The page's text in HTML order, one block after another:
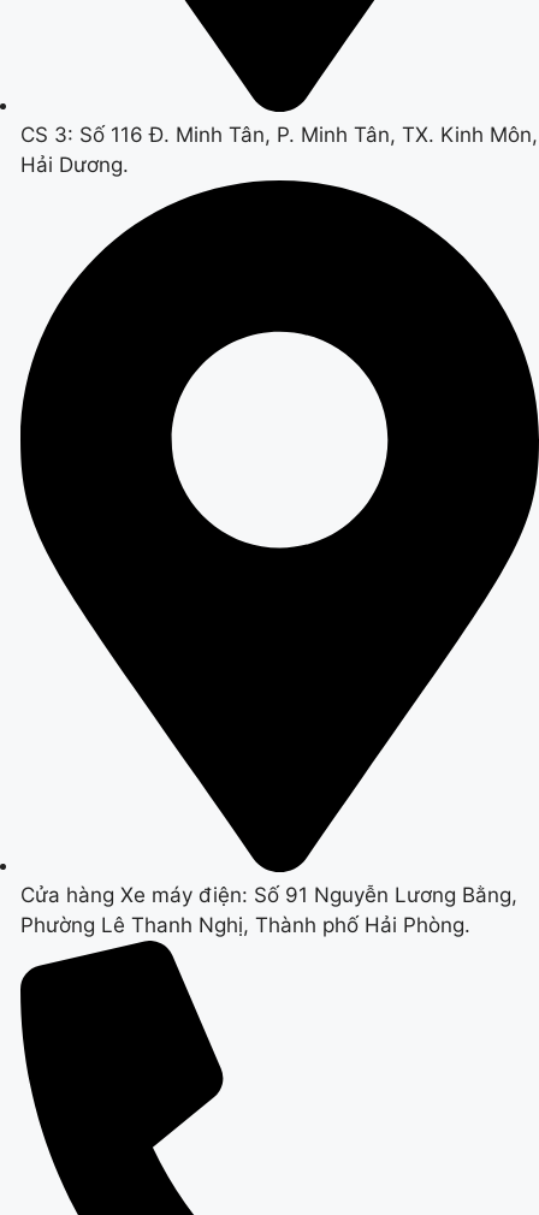
CS 3: Số 116 Đ. Minh Tân, P. Minh Tân, TX. Kinh Môn,
Hải Dương.
Cửa hàng Xe máy điện: Số 91 Nguyễn Lương Bằng,
Phường Lê Thanh Nghị, Thành phố Hải Phòng.